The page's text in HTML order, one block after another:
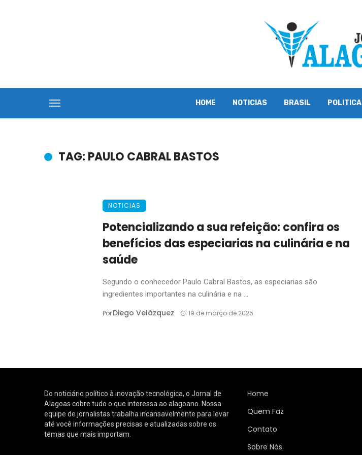
HOME NOTICIAS BRASIL POLITICA
TAG: PAULO CABRAL BASTOS
NOTICIAS
Potencializando a sua refeição: confira os
benefícios das especiarias na culinária e na
saúde
Segundo o conhecedor Paulo Cabral Bastos, as especiarias são
ingredientes importantes na culinária e na ...
PorDiego Velázquez 19 de março de 2025
Do noticiário político à inovação tecnológica, o Jornal de
Alagoas cobre tudo o que interessa ao alagoano. Nossa
equipe de jornalistas trabalha incansavelmente para levar
até você informações precisas e atualizadas sobre os
temas que mais importam.
Home
Quem Faz
Contato
Sobre Nós